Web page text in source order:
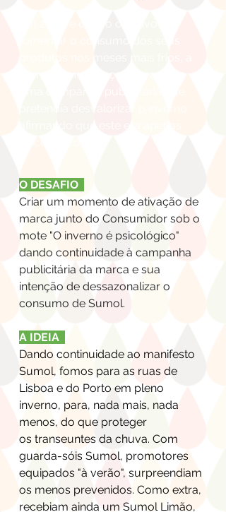
O DESAFIO
Criar um momento de ativação de
marca junto do Consumidor sob o
mote "O inverno é psicológico"
dando continuidade à campanha
publicitária da marca e sua
intenção de dessazonalizar o
consumo de Sumol.
A IDEIA
Dando continuidade ao manifesto
Sumol, fomos para as ruas de
Lisboa e do Porto em pleno
inverno, para, nada mais, nada
menos, do que proteger
os transeuntes da chuva. Com
guarda-sóis Sumol, promotores
equipados "à verão", surpreendiam
os menos prevenidos. Como extra,
recebiam ainda um Sumol Limão,